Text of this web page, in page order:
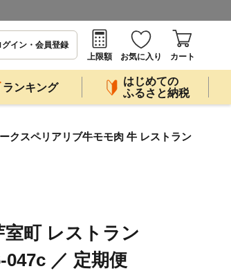
グイン・会員登録
上限額
お気に入り カート
ランキング
はじめての
ふるさと納税
クスペリアリブ牛モモ肉 牛 レストラン
室町 レストラン
／ 定期便